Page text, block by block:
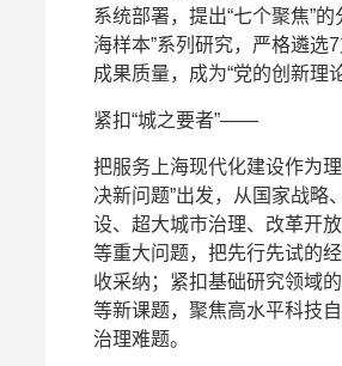
系统部署，提出“七个聚焦”
海样本”系列研究，严格遴选
成果质量，成为“党的创新理
紧扣“城之要者”——
把服务上海现代化建设作为
决新问题”出发，从国家战略
设、超大城市治理、改革开
等重大问题，把先行先试的
收采纳；紧扣基础研究领域
等新课题，聚焦高水平科技
治理难题。